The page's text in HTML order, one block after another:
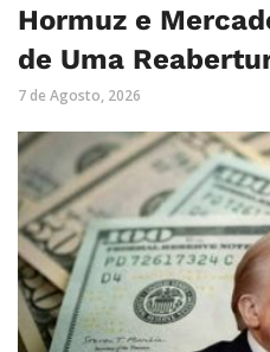
Hormuz e
de Uma
7 de Agosto, 2026